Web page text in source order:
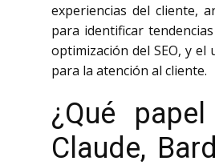
experiencias del cliente,
para identificar
optimización del SEO, y el
para la atención al cliente.
¿Qué
Claude,